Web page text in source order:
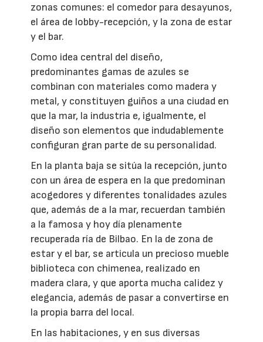
zonas comunes: el comedor para desayunos,
el área de lobby-recepción, y la zona de estar
y el bar.
Como idea central del diseño,
predominantes gamas de azules se
combinan con materiales como madera y
metal, y constituyen guiños a una ciudad en
que la mar, la industria e, igualmente, el
diseño son elementos que indudablemente
configuran gran parte de su personalidad.
En la planta baja se sitúa la recepción, junto
con un área de espera en la que predominan
acogedores y diferentes tonalidades azules
que, además de a la mar, recuerdan también
a la famosa y hoy día plenamente
recuperada ría de Bilbao. En la de zona de
estar y el bar, se articula un precioso mueble
biblioteca con chimenea, realizado en
madera clara, y que aporta mucha calidez y
elegancia, además de pasar a convertirse en
la propia barra del local.
En las habitaciones, y en sus diversas